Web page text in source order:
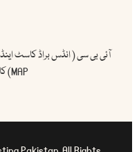
MAP) کا باقاعدہ رکن ہے ۔